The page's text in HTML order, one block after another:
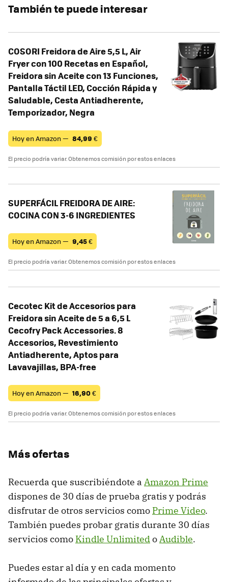
También te puede interesar
COSORI Freidora de Aire 5,5 L, Air
Fryer con 100 Recetas en Español,
Freidora sin Aceite con 13 Funciones,
Pantalla Táctil LED, Cocción Rápida y
Saludable, Cesta Antiadherente,
Temporizador, Negra
Hoy en Amazon — 84,99 €
El precio podría variar. Obtenemos comisión por estos enlaces
SUPERFÁCIL FREIDORA DE AIRE:
COCINA CON 3-6 INGREDIENTES
Hoy en Amazon — 9,45€
El precio podría variar. Obtenemos comisión por estos enlaces
Cecotec Kit de Accesorios para
Freidora sin Aceite de 5 a 6,5 L
Cecofry Pack Accessories. 8
Accesorios, Revestimiento
Antiadherente, Aptos para
Lavavajillas, BPA-free
Hoy en Amazon — 16,90€
El precio podría variar. Obtenemos comisión por estos enlaces
Más ofertas
Recuerda que suscribiéndote a Amazon Prime
dispones de 30 días de prueba gratis y podrás
disfrutar de otros servicios como Prime Video.
También puedes probar gratis durante 30 días
servicios como Kindle UnlimitedoAudible.
Puedes estar al día y en cada momento